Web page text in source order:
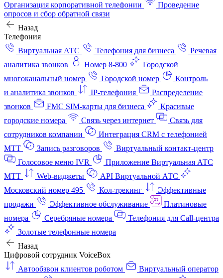
Организация корпоративной телефонии
Проведение
опросов и сбор обратной связи
Назад
Телефония
Виртуальная АТС
Телефония для бизнеса
Речевая
аналитика звонков
Номер 8-800
Городской
многоканальный номер
Городской номер
Контроль
и аналитика звонков
IP-телефония
Распределение
звонков
FMC SIM-карты для бизнеса
Красивые
городские номера
Связь через интернет
Связь для
сотрудников компании
Интеграция CRM с телефонией
МТТ
Запись разговоров
Виртуальный контакт‑центр
Голосовое меню IVR
Приложение Виртуальная АТС
МТТ
Web-виджеты
API Виртуальной АТС
Московский номер 495
Кол-трекинг
Эффективные
продажи
Эффективное обслуживание
Платиновые
номера
Серебряные номера
Телефония для Call-центра
Золотые телефонные номера
Назад
Цифровой сотрудник VoiceBox
Автообзвон клиентов роботом
Виртуальный оператор